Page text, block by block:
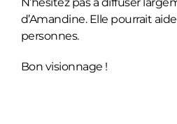
d’Amandine. Elle pourrait
personnes.
Bon visionnage !